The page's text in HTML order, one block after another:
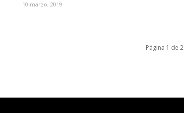
10 marzo, 2019
Página 1 de 2